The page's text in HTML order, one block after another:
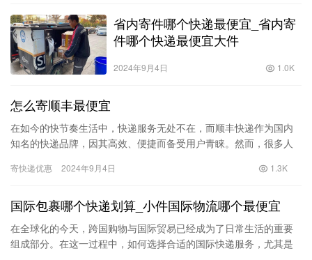
省内寄件哪个快递最便宜_省内寄
件哪个快递最便宜大件
2024年9月4日 1.0K
怎么寄顺丰最便宜
在如今的快节奏生活中，快递服务无处不在，而顺丰快递作为国内
知名的快递品牌，因其高效、便捷而备受用户青睐。然而，很多人
忽视的…
寄快递优惠 2024年9月4日 1.3K
国际包裹哪个快递划算_小件国际物流哪个最便宜
在全球化的今天，跨国购物与国际贸易已经成为了日常生活的重要
组成部分。在这一过程中，如何选择合适的国际快递服务，尤其是